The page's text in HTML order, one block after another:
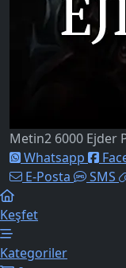
Metin2 6000 Ejder
Whatsapp
E-Posta
SMS
Keşfet
Kategoriler